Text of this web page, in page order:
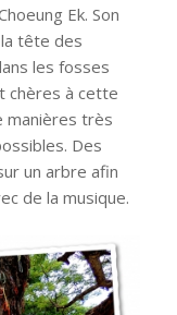
Ek. Son
tête des
les fosses
chères à cette
manières très
Des
un arbre afin
de la musique.